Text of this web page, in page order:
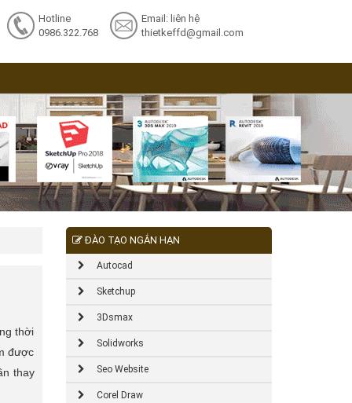
Email: liên hệ
thietkeffd@gmail.com
Hotline
0986.322.768
thời
được
thay
ĐÀO TẠO NGẮN HẠN
Autocad
Sketchup
3Dsmax
Solidworks
Seo Website
Corel Draw